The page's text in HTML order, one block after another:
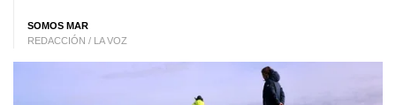
SOMOS MAR
REDACCIÓN / LA VOZ